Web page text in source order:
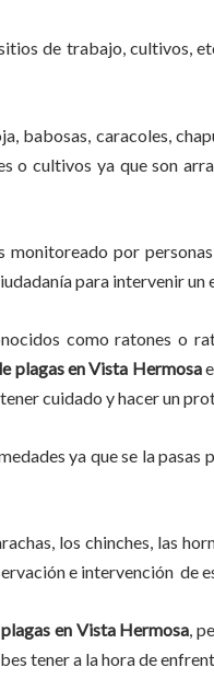
de trabajo, cultivos,
babosas, caracoles,
o cultivos ya que son
monitoreado por
para intervenir un
como ratones o
plagasen Vista Hermosa
cuidado y hacer un
ya que se la pasas
los chinches, las
e intervención de
en Vista Hermosa ,
tener a la hora de